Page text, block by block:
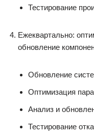
Тестирование
Ежеквартально:
обновление
Обновление
Оптимизация
Анализ и
Тестирование